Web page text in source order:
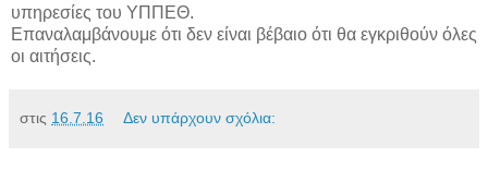
υπηρεσίες του ΥΠΠΕΘ.
Επαναλαμβάνουμε ότι δεν είναι βέβαιο ότι θα εγκριθούν όλες
οι αιτήσεις.
στις 16.7.16 Δεν υπάρχουν σχόλια: